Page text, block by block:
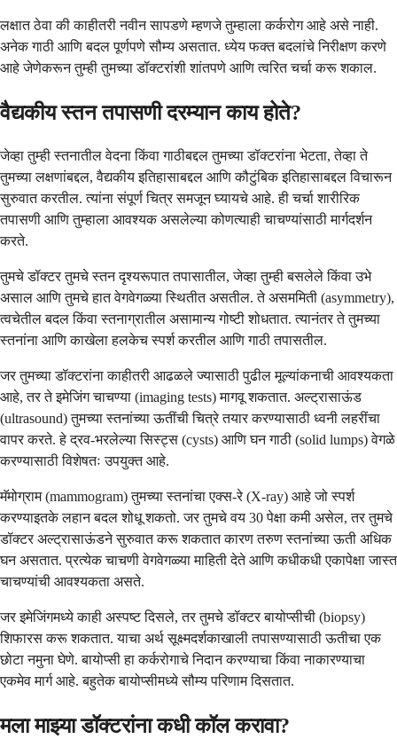
लक्षात ठेवा की काहीतरी नवीन सापडणे म्हणजे तुम्हाला कर्करोग आहे असे नाही.
अनेक गाठी आणि बदल पूर्णपणे सौम्य असतात. ध्येय फक्त बदलांचे निरीक्षण करणे
आहे जेणेकरून तुम्ही तुमच्या डॉक्टरांशी शांतपणे आणि त्वरित चर्चा करू शकाल.
वैद्यकीय स्तन तपासणी दरम्यान काय होते?
जेव्हा तुम्ही स्तनातील वेदना किंवा गाठीबद्दल तुमच्या डॉक्टरांना भेटता, तेव्हा ते
तुमच्या लक्षणांबद्दल, वैद्यकीय इतिहासाबद्दल आणि कौटुंबिक इतिहासाबद्दल विचारून
सुरुवात करतील. त्यांना संपूर्ण चित्र समजून घ्यायचे आहे. ही चर्चा शारीरिक
तपासणी आणि तुम्हाला आवश्यक असलेल्या कोणत्याही चाचण्यांसाठी मार्गदर्शन
करते.
तुमचे डॉक्टर तुमचे स्तन दृश्यरूपात तपासातील, जेव्हा तुम्ही बसलेले किंवा उभे
असाल आणि तुमचे हात वेगवेगळ्या स्थितीत असतील. ते असममिती (asymmetry),
त्वचेतील बदल किंवा स्तनाग्रातील असामान्य गोष्टी शोधतात. त्यानंतर ते तुमच्या
स्तनांना आणि काखेला हलकेच स्पर्श करतील आणि गाठी तपासतील.
जर तुमच्या डॉक्टरांना काहीतरी आढळले ज्यासाठी पुढील मूल्यांकनाची आवश्यकता
आहे, तर ते इमेजिंग चाचण्या (imaging tests) मागवू शकतात. अल्ट्रासाऊंड
(ultrasound) तुमच्या स्तनांच्या ऊतींची चित्रे तयार करण्यासाठी ध्वनी लहरींचा
वापर करते. हे द्रव-भरलेल्या सिस्ट्स (cysts) आणि घन गाठी (solid lumps) वेगळे
करण्यासाठी विशेषतः उपयुक्त आहे.
मॅमोग्राम (mammogram) तुमच्या स्तनांचा एक्स-रे (X-ray) आहे जो स्पर्श
करण्याइतके लहान बदल शोधू शकतो. जर तुमचे वय 30 पेक्षा कमी असेल, तर तुमचे
डॉक्टर अल्ट्रासाऊंडने सुरुवात करू शकतात कारण तरुण स्तनांच्या ऊती अधिक
घन असतात. प्रत्येक चाचणी वेगवेगळ्या माहिती देते आणि कधीकधी एकापेक्षा जास्त
चाचण्यांची आवश्यकता असते.
जर इमेजिंगमध्ये काही अस्पष्ट दिसले, तर तुमचे डॉक्टर बायोप्सीची (biopsy)
शिफारस करू शकतात. याचा अर्थ सूक्ष्मदर्शकाखाली तपासण्यासाठी ऊतीचा एक
छोटा नमुना घेणे. बायोप्सी हा कर्करोगाचे निदान करण्याचा किंवा नाकारण्याचा
एकमेव मार्ग आहे. बहुतेक बायोप्सीमध्ये सौम्य परिणाम दिसतात.
मला माझ्या डॉक्टरांना कधी कॉल करावा?